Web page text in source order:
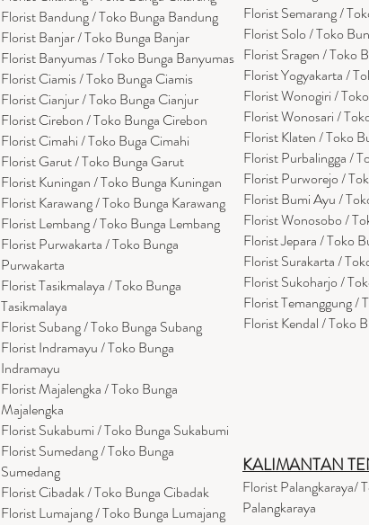
Florist Bandung / Toko Bunga Bandung
Florist Banjar / Toko Bunga Banjar
Florist Banyumas / Toko Bunga Banyumas
Florist Ciamis / Toko Bunga Ciamis
Florist Cianjur / Toko Bunga Cianjur
Florist Cirebon / Toko Bunga Cirebon
Florist Cimahi / Toko Buga Cimahi
Florist Garut / Toko Bunga Garut
Florist Kuningan / Toko Bunga Kuningan
Florist Karawang / Toko Bunga Karawang
Florist Lembang / Toko Bunga Lembang
Florist Purwakarta / Toko Bunga
Purwakarta
Florist Tasikmalaya / Toko Bunga
Tasikmalaya
Florist Subang / Toko Bunga Subang
Florist Indramayu / Toko Bunga
Indramayu
Florist Majalengka / Toko Bunga
Majalengka
Florist Sukabumi / Toko Bunga Sukabumi
Florist Sumedang / Toko Bunga
Sumedang
Florist Cibadak / Toko Bunga Cibadak
Florist Lumajang / Toko Bunga Lumajang
Florist Semarang /
Florist Solo / Toko
Florist Sragen / Toko
Florist Yogyakarta /
Florist Wonogiri /
Florist Wonosari /
Florist Klaten / Toko
Florist Purbalingga /
Florist Purworejo /
Florist Bumi Ayu /
Florist Wonosobo /
Florist Jepara / Toko
Florist Surakarta /
Florist Sukoharjo /
Florist Temanggung /
Florist Kendal / Toko
KALIMANTAN
Florist Palangkaraya/
Palangkaraya